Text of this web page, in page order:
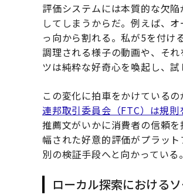
評価システムには本質的な欠
してしまうからだ。例えば、
っ向から割れる。私が5を付け
調理される様子の動画や、そ
ツは純粋な好奇心を喚起し、
この変化に拍車をかけている
連邦取引委員会（FTC）は規則
推薦文がいかに消費者の信頼
幅された好意的評価がプラッ
別の検証手段へと向かっている。
ローカル探索における